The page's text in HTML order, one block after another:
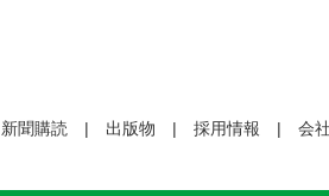
新聞購読 出版物 採用情報 会